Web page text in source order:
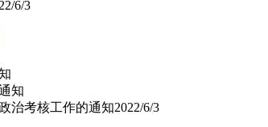
6/3
治考核工作的通知2022/6/3